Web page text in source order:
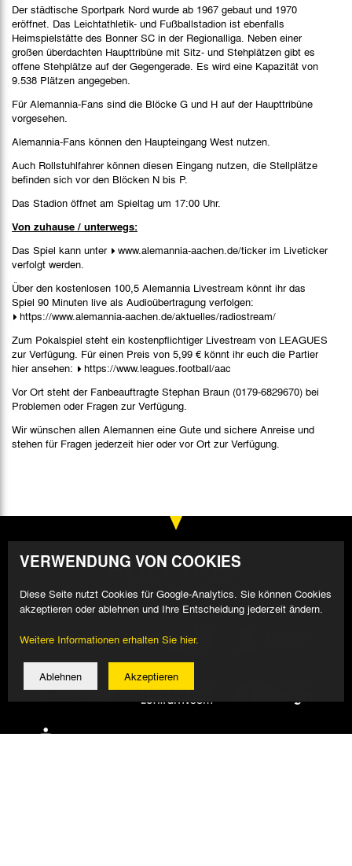
Der städtische Sportpark Nord wurde ab 1967 gebaut und 1970
eröffnet. Das Leichtathletik- und Fußballstadion ist ebenfalls
Heimspielstätte des Bonner SC in der Regionalliga. Neben einer
großen überdachten Haupttribüne mit Sitz- und Stehplätzen gibt es
offene Stehplätze auf der Gegengerade. Es wird eine Kapazität von
9.538 Plätzen angegeben.
Für Alemannia-Fans sind die Blöcke G und H auf der Haupttribüne
vorgesehen.
Alemannia-Fans können den Haupteingang West nutzen.
Auch Rollstuhlfahrer können diesen Eingang nutzen, die Stellplätze
befinden sich vor den Blöcken N bis P.
Das Stadion öffnet am Spieltag um 17:00 Uhr.
Von zuhause / unterwegs:
Das Spiel kann unter
www.alemannia-aachen.de/tickerim Liveticker
verfolgt werden.
Über den kostenlosen 100,5 Alemannia Livestream könnt ihr das
Spiel 90 Minuten live als Audioübertragung verfolgen:
https://www.alemannia-aachen.de/aktuelles/radiostream/
Zum Pokalspiel steht ein kostenpflichtiger Livestream von LEAGUES
zur Verfügung. Für einen Preis von 5,99 € könnt ihr euch die Partier
hier ansehen:
https://www.leagues.football/aac
Vor Ort steht der Fanbeauftragte Stephan Braun (0179-6829670) bei
Problemen oder Fragen zur Verfügung.
Wir wünschen allen Alemannen eine Gute und sichere Anreise und
stehen für Fragen jederzeit hier oder vor Ort zur Verfügung.
VERWENDUNG VON COOKIES
Diese Seite nutzt Cookies für Google-Analytics. Sie können Cookies
akzeptieren oder ablehnen und Ihre Entscheidung jederzeit ändern.
Weitere Informationen erhalten Sie hier.
Ablehnen Akzeptieren